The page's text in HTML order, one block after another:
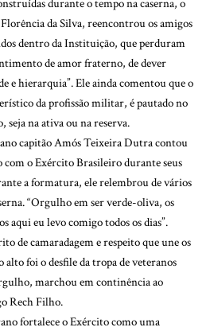
durante o tempo na caserna, o
da Silva, reencontrou os amigos
dentro da Instituição, que perduram
de amor fraterno, de dever
e hierarquia”. Ele ainda comentou que o
da profissão militar, é pautado no
seja na ativa ou na reserva.
capitão Amós Teixeira Dutra contou
com o Exército Brasileiro durante seus
a formatura, ele relembrou de vários
“Orgulho em ser verde-oliva, os
aqui eu levo comigo todos os dias”.
de camaradagem e respeito que une os
foi o desfile da tropa de veteranos
marchou em continência ao
Rech Filho.
fortalece o Exército como uma